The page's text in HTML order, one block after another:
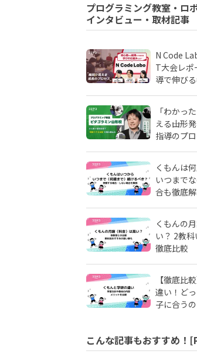
プログラミング教室・ロ
インタビュー・取材記事
N Code
T大会レポ
導で伸び
「わかっ
える――山
指導のプ
くもんは
いつまで
合も徹底
くもんの
い？ 2教
徹底比較
【徹底比
違い！ど
子に合う
こんな記事もおすすめ！